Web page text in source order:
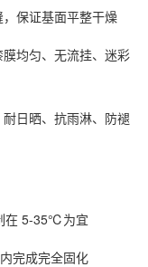
保证基面平整干燥
均匀、无流挂、迷彩
日晒、抗雨淋、防褪
在 5-35℃为宜
完成完全固化